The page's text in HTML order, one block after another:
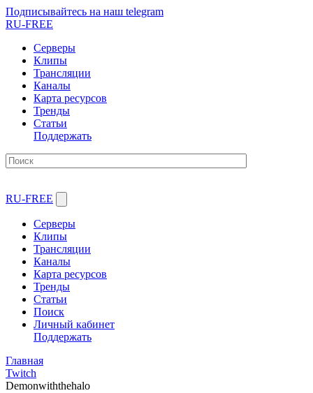
Подписывайтесь на наш telegram
RU-FREE
Серверы
Клипы
Трансляции
Каналы
Карта ресурсов
Тренды
Статьи
Поддержать
RU-FREE
Серверы
Клипы
Трансляции
Каналы
Карта ресурсов
Тренды
Статьи
Поиск
Личный кабинет
Поддержать
Главная
Twitch
Demonwiththehalo